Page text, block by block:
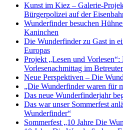
Kunst im Kiez – Galerie-
Bürgerpolizei auf der
Wunderfinder besuchen
Kaninchen
Die Wunderfinder zu Gast in
Europas
Projekt „Lesen und Vorlesen“:
Vorlesenachmittag im
Neue Perspektiven – Die
„Die Wunderfinder waren für
Das neue Wunderfinderjahr
Das war unser Sommerfest
Wunderfinder“
Sommerfest „10 Jahre Die